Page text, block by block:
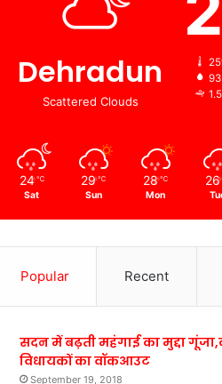
Dehradun
Scattered Clouds
24 ℃
Sat
29 ℃
Sun
28 ℃
Mon
26
Popular Recent
सदन में बढ़ती महंगाई का मुद्दा
विधायकों का वॉकआउट
September 19, 2018